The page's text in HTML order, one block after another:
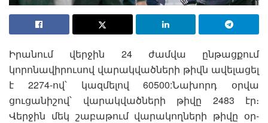
Իրանում վերջին 24 ժամվա ընթացքում
կորոնավիրուսով վարակվածների թիվն ավելացել
է 2274-ով՝ կազմելով 60500:Նախորդ օրվա
ցուցանիշով՝ վարակվածների թիվը 2483 էր։
Վերջին մեկ շաբաթում վարակողների թիվը օր-